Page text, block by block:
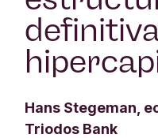
Hans Stegeman,
Triodos Bank